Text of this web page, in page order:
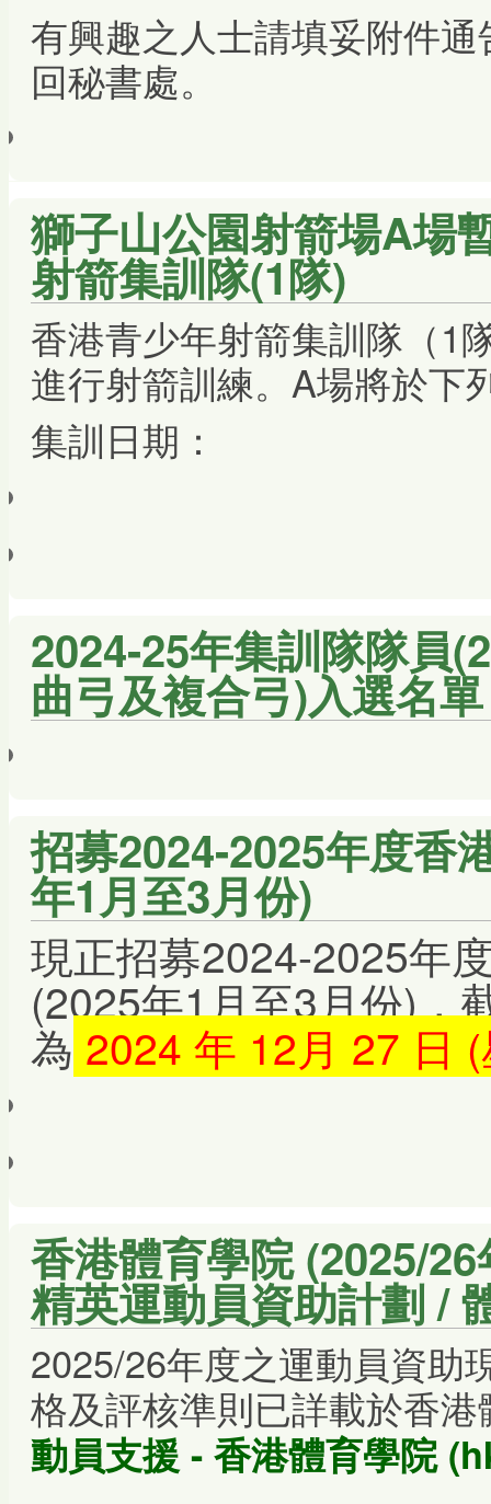
有興趣之人士請填妥附件
回秘書處。
獅子山公園射箭場A場
射箭集訓隊(1隊)
香港青少年射箭集訓隊（1
進行射箭訓練。A場將於下
集訓日期：
2024-25年集訓隊隊員
曲弓及複合弓)入選名單
招募2024-2025年度香
年1月至3月份)
現正招募2024-2025年
(2025年1月至3月份)，
為 2024 年 12月 27 日
香港體育學院 (2025/
精英運動員資助計劃 /
2025/26年度之運動員資助
格及評核準則已詳載於香
動員支援 - 香港體育學院